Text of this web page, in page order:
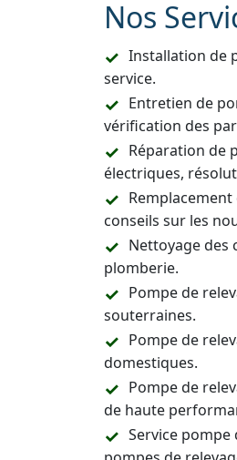
Nos
Installation de
service.
Entretien de
vérification des
Réparation de
électriques,
conseils sur les
Nettoyage des
plomberie.
Pompe de
souterraines.
Pompe de
domestiques.
Pompe de
de haute
Service